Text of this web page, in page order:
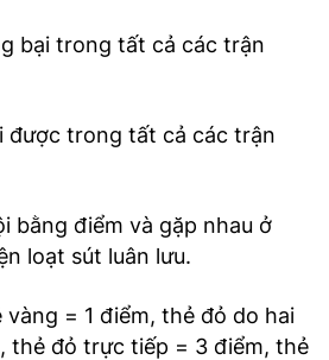
bại trong tất cả các trận
được trong tất cả các trận
bằng điểm và gặp nhau ở
loạt sút luân lưu.
= 1 điểm, thẻ đỏ do hai
thẻ đỏ trực tiếp = 3 điểm, thẻ